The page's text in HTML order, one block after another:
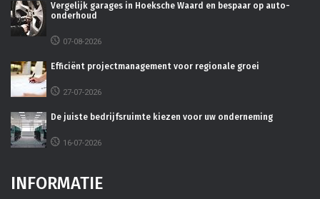
Vergelijk garages in Hoeksche Waard en bespaar op auto-
onderhoud
07-08-2026
Efficiënt projectmanagement voor regionale groei
27-07-2026
De juiste bedrijfsruimte kiezen voor uw onderneming
16-07-2026
INFORMATIE